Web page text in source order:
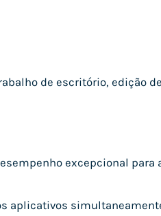
de escritório, edição
excepcional para
aplicativos